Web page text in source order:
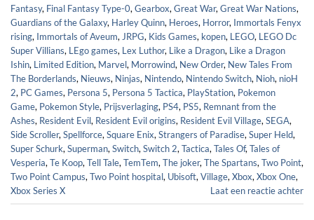
Fantasy, Final Fantasy Type-0, Gearbox, Great War, Great War Nations,
Guardians of the Galaxy, Harley Quinn, Heroes, Horror, Immortals Fenyx
rising, Immortals of Aveum, JRPG, Kids Games, kopen, LEGO, LEGO Dc
Super Villians, LEgo games, Lex Luthor, Like a Dragon, Like a Dragon
Ishin, Limited Edition, Marvel, Morrowind, New Order, New Tales From
The Borderlands, Nieuws, Ninjas, Nintendo, Nintendo Switch, Nioh, nioH
2, PC Games, Persona 5, Persona 5 Tactica, PlayStation, Pokemon
Game, Pokemon Style, Prijsverlaging, PS4, PS5, Remnant from the
Ashes, Resident Evil, Resident Evil origins, Resident Evil Village, SEGA,
Side Scroller, Spellforce, Square Enix, Strangers of Paradise, Super Held,
Super Schurk, Superman, Switch, Switch 2, Tactica, Tales Of, Tales of
Vesperia, Te Koop, Tell Tale, TemTem, The joker, The Spartans, Two Point,
Two Point Campus, Two Point hospital, Ubisoft, Village, Xbox, Xbox One,
Xbox Series X
Laat een reactie achter